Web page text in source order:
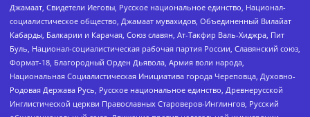
Джамаат, Свидетели Иеговы, Русское национальное единство, Национал-
социалистическое общество, Джамаат мувахидов, Объединенный Вилайат
Кабарды, Балкарии и Карачая, Союз славян, Ат-Такфир Валь-Хиджра, Пит
Буль, Национал-социалистическая рабочая партия России, Славянский союз,
Формат-18, Благородный Орден Дьявола, Армия воли народа,
Национальная Социалистическая Инициатива города Череповца, Духовно-
Родовая Держава Русь, Русское национальное единство, Древнерусской
Инглистической церкви Православных Староверов-Инглингов, Русский